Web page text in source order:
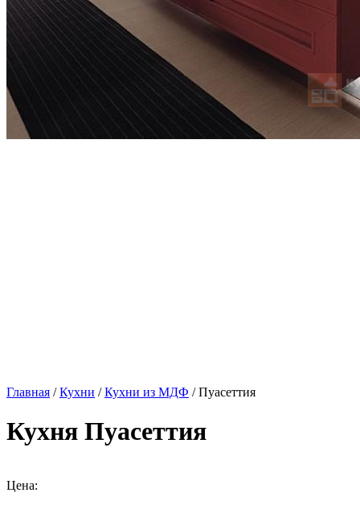
Главная /Кухни /Кухни из МДФ / Пуасеттия
Кухня Пуасеттия
Цена: